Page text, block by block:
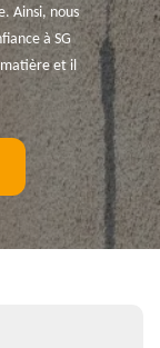
Ainsi, nous
à SG
et il